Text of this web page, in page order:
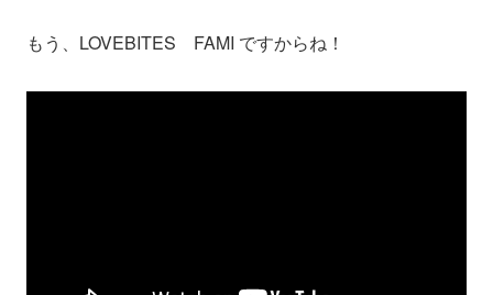
もう、LOVEBITES FAMI ですからね！